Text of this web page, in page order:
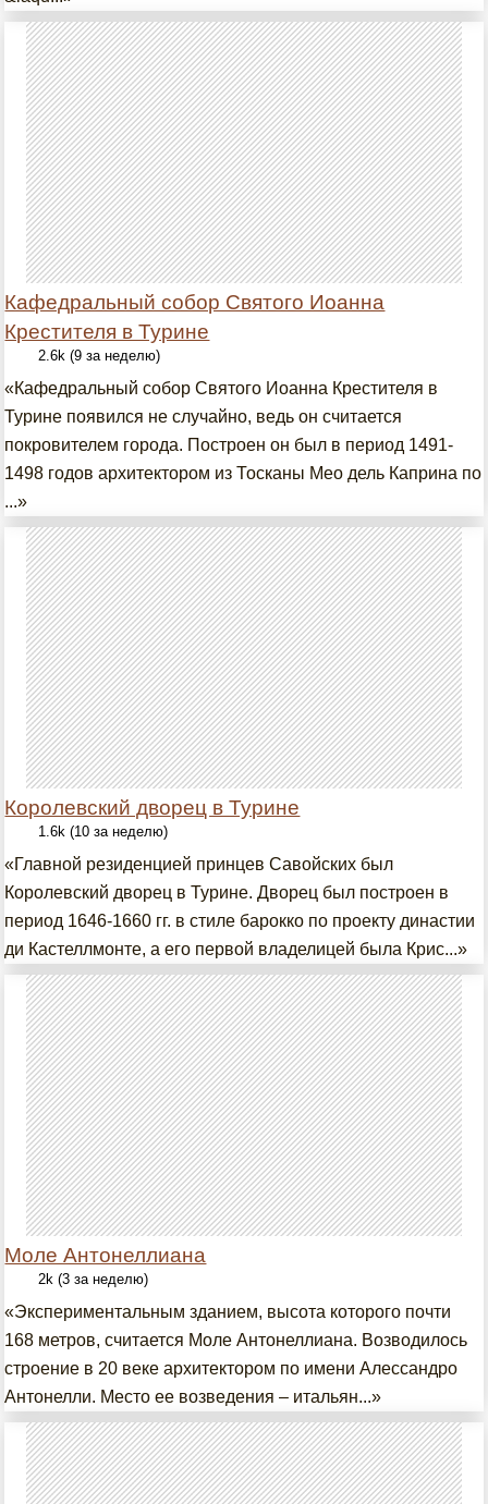
Кафедральный собор Святого Иоанна
Крестителя в Турине
2.6k (9 за неделю)
«Кафедральный собор Святого Иоанна Крестителя в
Турине появился не случайно, ведь он считается
покровителем города. Построен он был в период 1491-
1498 годов архитектором из Тосканы Мео дель Каприна по
...»
Королевский дворец в Турине
1.6k (10 за неделю)
«Главной резиденцией принцев Савойских был
Королевский дворец в Турине. Дворец был построен в
период 1646-1660 гг. в стиле барокко по проекту династии
ди Кастеллмонте, а его первой владелицей была Крис...»
Моле Антонеллиана
2k (3 за неделю)
«Экспериментальным зданием, высота которого почти
168 метров, считается Моле Антонеллиана. Возводилось
строение в 20 веке архитектором по имени Алессандро
Антонелли. Место ее возведения – итальян...»